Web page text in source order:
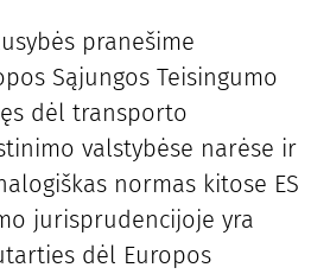
pranešime
Sąjungos Teisingumo
dėl transporto
valstybėse narėse ir
normas kitose ES
jurisprudencijoje yra
dėl Europos